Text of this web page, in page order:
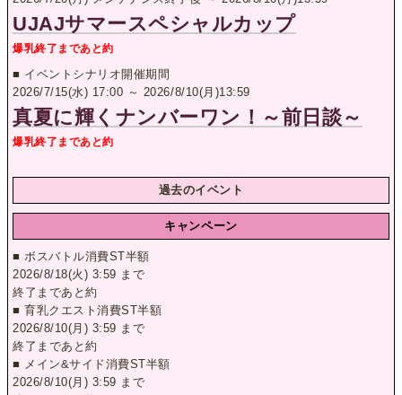
UJAJサマースペシャルカップ
爆乳終了まであと約
■ イベントシナリオ開催期間
2026/7/15(水) 17:00 ～ 2026/8/10(月)13:59
真夏に輝くナンバーワン！～前日談～
爆乳終了まであと約
過去のイベント
キャンペーン
■ ボスバトル消費ST半額
2026/8/18(火) 3:59 まで
終了まであと約
■ 育乳クエスト消費ST半額
2026/8/10(月) 3:59 まで
終了まであと約
■ メイン&サイド消費ST半額
2026/8/10(月) 3:59 まで